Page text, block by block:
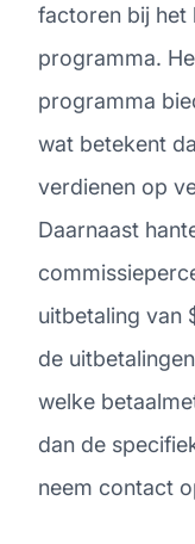
factoren bij het
programma.
programma
wat betekent
verdienen op
Daarnaast
uitbetaling van
de
welke
dan de
neem contact